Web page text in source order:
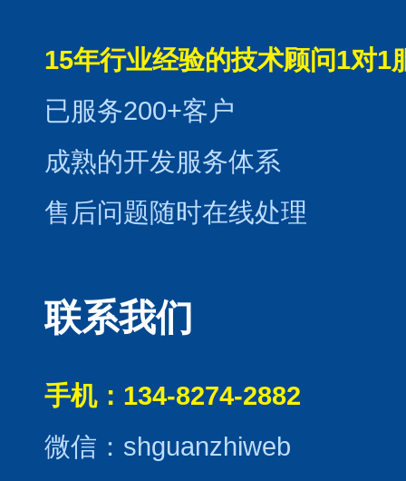
15年行业经验的技术顾问1对1
已服务200+客户
成熟的开发服务体系
售后问题随时在线处理
联系我们
手机：134-8274-2882
微信：shguanzhiweb